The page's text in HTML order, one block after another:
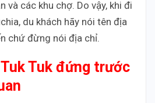
và các khu chợ. Do vậy, khi đi
du khách hãy nói tên địa
chứ đừng nói địa chỉ.
Tuk đứng trước